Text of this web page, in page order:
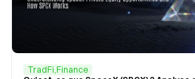
TradFi,Finance